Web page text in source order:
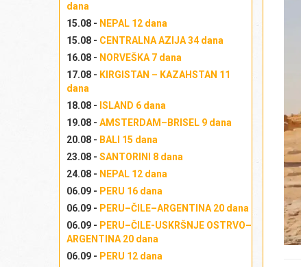
dana
15.08 - NEPAL 12 dana
15.08 - CENTRALNA AZIJA 34 dana
16.08 - NORVEŠKA 7 dana
17.08 - KIRGISTAN – KAZAHSTAN 11
dana
18.08 - ISLAND 6 dana
19.08 - AMSTERDAM–BRISEL 9 dana
20.08 - BALI 15 dana
23.08 - SANTORINI 8 dana
24.08 - NEPAL 12 dana
06.09 - PERU 16 dana
06.09 - PERU–ČILE–ARGENTINA 20 dana
06.09 - PERU–ČILE-USKRŠNJE OSTRVO–
ARGENTINA 20 dana
06.09 - PERU 12 dana